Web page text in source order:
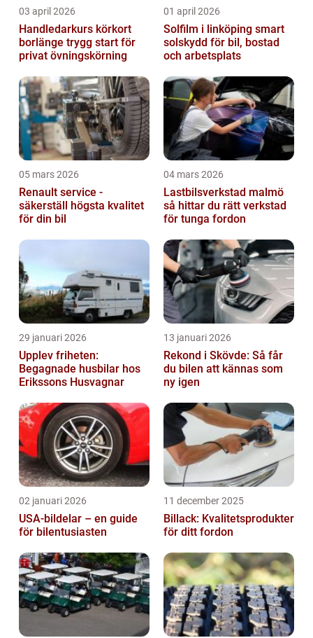
03 april 2026
Handledarkurs körkort
borlänge trygg start för
privat övningskörning
01 april 2026
Solfilm i linköping smart
solskydd för bil, bostad
och arbetsplats
05 mars 2026
Renault service -
säkerställ högsta kvalitet
för din bil
04 mars 2026
Lastbilsverkstad malmö
så hittar du rätt verkstad
för tunga fordon
29 januari 2026
Upplev friheten:
Begagnade husbilar hos
Erikssons Husvagnar
13 januari 2026
Rekond i Skövde: Så får
du bilen att kännas som
ny igen
02 januari 2026
USA-bildelar – en guide
för bilentusiasten
11 december 2025
Billack: Kvalitetsprodukter
för ditt fordon